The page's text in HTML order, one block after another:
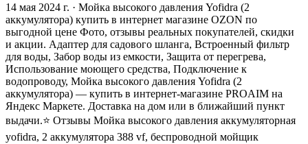
14 мая 2024 г. · Мойка высокого давления Yofidra (2
аккумулятора) купить в интернет магазине OZON по
выгодной цене Фото, отзывы реальных покупателей, скидки
и акции. Адаптер для садового шланга, Встроенный фильтр
для воды, Забор воды из емкости, Защита от перегрева,
Использование моющего средства, Подключение к
водопроводу, Мойка высокого давления Yofidra (2
аккумулятора) — купить в интернет-магазине PROAIM на
Яндекс Маркете. Доставка на дом или в ближайший пункт
выдачи.⭐️ Отзывы Мойка высокого давления аккумуляторная
yofidra, 2 аккумулятора 388 vf, беспроводной мойщик